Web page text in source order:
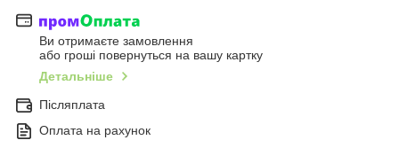
Ви отримаєте замовлення
або гроші повернуться на вашу картку
Детальніше
Післяплата
Оплата на рахунок